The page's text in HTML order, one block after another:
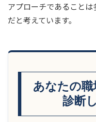
アプローチであること
だと考えています。
あなたの職
診断